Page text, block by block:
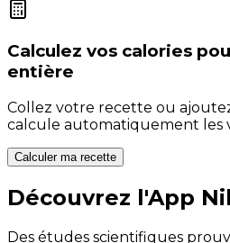
Calculez vos calories
entière
Collez votre recette ou
calcule automatiquement les
Calculer ma recette
Découvrez l'App
Des études scientifiques